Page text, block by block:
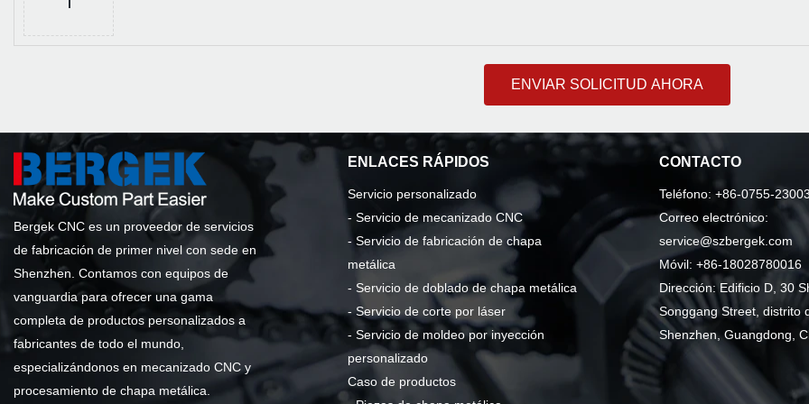
ENVIAR SOLICITUD AHORA
Bergek CNC es un proveedor de servicios
de fabricación de primer nivel con sede en
Shenzhen. Contamos con equipos de
vanguardia para ofrecer una gama
completa de productos personalizados a
fabricantes de todo el mundo,
especializándonos en mecanizado CNC y
procesamiento de chapa metálica.
ENLACES RÁPIDOS
Servicio personalizado
- Servicio de mecanizado CNC
- Servicio de fabricación de chapa
metálica
- Servicio de doblado de chapa metálica
- Servicio de corte por láser
- Servicio de moldeo por inyección
personalizado
Caso de productos
CONTACTO
Teléfono: +86-0755-
Correo electrónico:
service@szbergek.com
Móvil: +86-18028780016
Dirección: Edificio D, 30
Songgang Street, distrito
Shenzhen, Guangdong,